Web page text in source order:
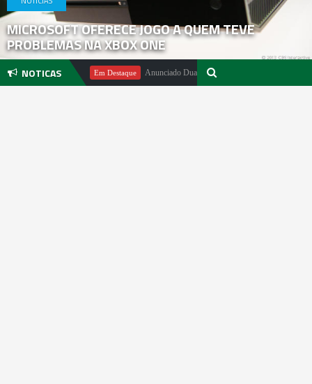
MICROSOFT OFERECE JOGO A QUEM TEVE
PROBLEMAS NA XBOX ONE
NOTICAS
Pachter Em Destaque Anunciado DualSense The Last of Us Limited Edition